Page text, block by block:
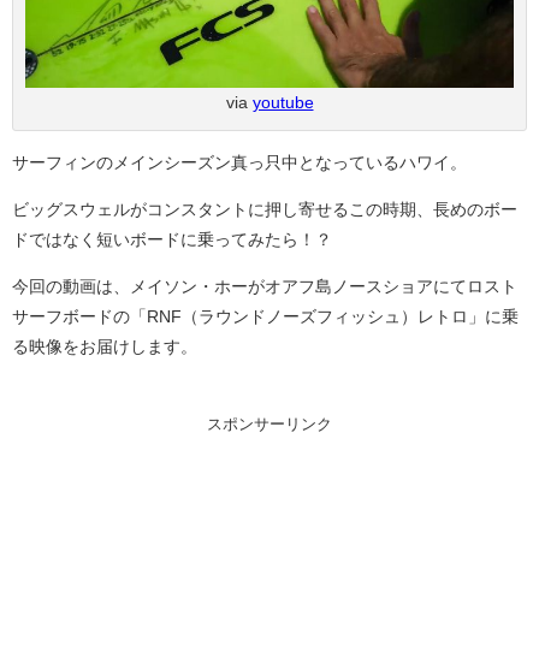
via youtube
サーフィンのメインシーズン真っ只中となっているハワイ。
ビッグスウェルがコンスタントに押し寄せるこの時期、長めのボー
ドではなく短いボードに乗ってみたら！？
今回の動画は、メイソン・ホーがオアフ島ノースショアにてロスト
サーフボードの「RNF（ラウンドノーズフィッシュ）レトロ」に乗
る映像をお届けします。
スポンサーリンク